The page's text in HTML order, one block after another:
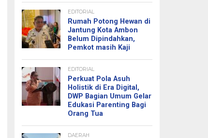
EDITORIAL
Rumah Potong Hewan di
Jantung Kota Ambon
Belum Dipindahkan,
Pemkot masih Kaji
EDITORIAL
Perkuat Pola Asuh
Holistik di Era Digital,
DWP Bagian Umum Gelar
Edukasi Parenting Bagi
Orang Tua
DAERAH